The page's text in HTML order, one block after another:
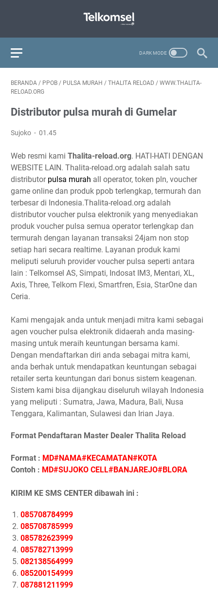
BERANDA / PPOB / PULSA MURAH / THALITA RELOAD / WWW.THALITA-
RELOAD.ORG
Distributor pulsa murah di Gumelar
Sujoko 01.45
Web resmi kami Thalita-reload.org. HATI-HATI DENGAN
WEBSITE LAIN. Thalita-reload.org adalah salah satu
distributor pulsa murah all operator, token pln, voucher
game online dan produk ppob terlengkap, termurah dan
terbesar di Indonesia.Thalita-reload.org adalah
distributor voucher pulsa elektronik yang menyediakan
produk voucher pulsa semua operator terlengkap dan
termurah dengan layanan transaksi 24jam non stop
setiap hari secara realtime. Layanan produk kami
meliputi seluruh provider voucher pulsa seperti antara
lain : Telkomsel AS, Simpati, Indosat IM3, Mentari, XL,
Axis, Three, Telkom Flexi, Smartfren, Esia, StarOne dan
Ceria.
Kami mengajak anda untuk menjadi mitra kami sebagai
agen voucher pulsa elektronik didaerah anda masing-
masing untuk meraih keuntungan bersama kami.
Dengan mendaftarkan diri anda sebagai mitra kami,
anda berhak untuk mendapatkan keuntungan sebagai
retailer serta keuntungan dari bonus sistem keagenan.
Sistem kami bisa dijangkau diseluruh wilayah Indonesia
yang meliputi : Sumatra, Jawa, Madura, Bali, Nusa
Tenggara, Kalimantan, Sulawesi dan Irian Jaya.
Format Pendaftaran Master Dealer Thalita Reload
Format : MD#NAMA#KECAMATAN#KOTA
Contoh : MD#SUJOKO CELL#BANJAREJO#BLORA
KIRIM KE SMS CENTER dibawah ini :
085708784999
085708785999
085782623999
085782713999
082138564999
085200154999
087881211999